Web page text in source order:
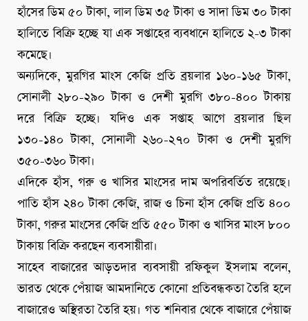
হাঁসের ডিম ৫০ টাকা, লাল ডিম ৩৫ টাকা ও সাদা ডিম ৩০ টাকা
হালিতে বিক্রি হচ্ছে যা এক সপ্তাহের ব্যবধানে হালিতে ২-৩ টাকা
কমেছে।
অন্যদিকে, মুরগির মাংস কেজি প্রতি ব্রয়লার ১৬০-১৬৫ টাকা,
সোনালী ২৮০-২৯০ টাকা ও দেশী মুরগি ৩৮০-৪০০ টাকায়
দরে বিক্রি হচ্ছে। যদিও এক সপ্তাহ আগে ব্রয়লার ছিল
১৩০-১৪০ টাকা, সোনালী ২৬০-২৭০ টাকা ও দেশী মুরগি
৩৫০-৩৬০ টাকা।
এদিকে হাঁস, গরু ও খাসির মাংসের দাম অপরিবর্তিত রয়েছে।
পাতি হাঁস ২৪০ টাকা কেজি, রাজ ও চিনা হাঁস কেজি প্রতি ৪০০
টাকা, গরুর মাংসের কেজি প্রতি ৫৫০ টাকা ও খাসির মাংস ৮০০
টাকায় বিক্রি করছেন ব্যবসায়ীরা।
সাহেব বাজারের আড়তদার ব্যবসায়ী রফিকুল ইসলাম বলেন,
ভারত থেকে পেঁয়াজ আমদানিতে কোনো প্রতিবন্ধকতা তৈরি হলে
বাজারেও অস্থিরতা তৈরি হয়। গত শনিবার থেকে বাজারে পেঁয়াজ